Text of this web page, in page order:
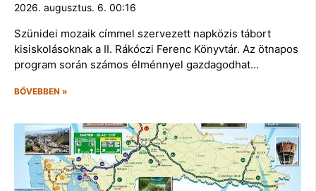
2026. augusztus. 6. 00:16
Szünidei mozaik címmel szervezett napközis tábort
kisiskolásoknak a II. Rákóczi Ferenc Könyvtár. Az ötnapos
program során számos élménnyel gazdagodhat…
BŐVEBBEN »